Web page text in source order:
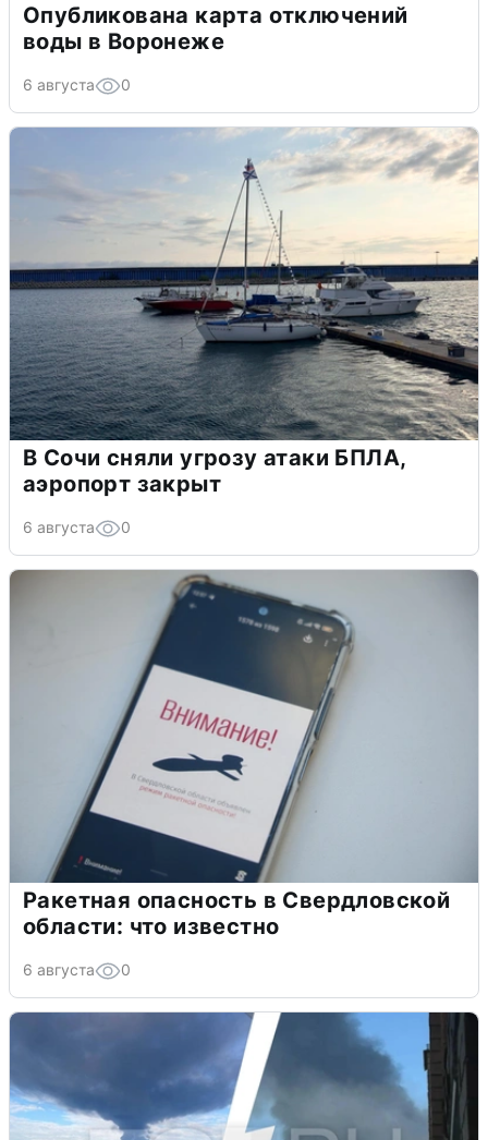
Опубликована карта отключений
воды в Воронеже
6 августа 0
В Сочи сняли угрозу атаки БПЛА,
аэропорт закрыт
6 августа 0
Ракетная опасность в Свердловской
области: что известно
6 августа 0